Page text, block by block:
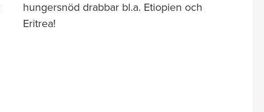
hungersnöd drabbar bl.a. Etiopien och
Eritrea!